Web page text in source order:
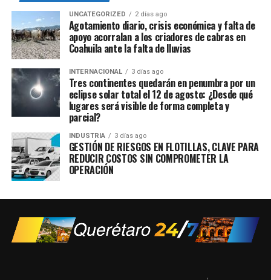
UNCATEGORIZED 2 días ago
Agotamiento diario, crisis económica y falta de
apoyo acorralan a los criadores de cabras en
Coahuila ante la falta de lluvias
INTERNACIONAL 3 días ago
Tres continentes quedarán en penumbra por un
eclipse solar total el 12 de agosto: ¿Desde qué
lugares será visible de forma completa y
parcial?
INDUSTRIA 3 días ago
GESTIÓN DE RIESGOS EN FLOTILLAS, CLAVE PARA
REDUCIR COSTOS SIN COMPROMETER LA
OPERACIÓN